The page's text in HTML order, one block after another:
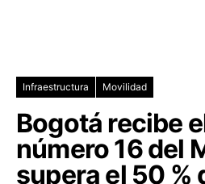
Infraestructura Movilidad
Bogotá recibe
número 16 del
supera el 50 %